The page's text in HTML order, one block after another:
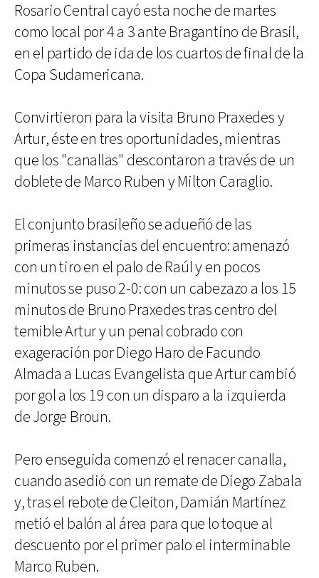
Rosario Central cayó esta noche de martes
como local por 4 a 3 ante Bragantino de Brasil,
en el partido de ida de los cuartos de final de la
Copa Sudamericana.
Convirtieron para la visita Bruno Praxedes y
Artur, éste en tres oportunidades, mientras
que los "canallas" descontaron a través de un
doblete de Marco Ruben y Milton Caraglio.
El conjunto brasileño se adueñó de las
primeras instancias del encuentro: amenazó
con un tiro en el palo de Raúl y en pocos
minutos se puso 2-0: con un cabezazo a los 15
minutos de Bruno Praxedes tras centro del
temible Artur y un penal cobrado con
exageración por Diego Haro de Facundo
Almada a Lucas Evangelista que Artur cambió
por gol a los 19 con un disparo a la izquierda
de Jorge Broun.
Pero enseguida comenzó el renacer canalla,
cuando asedió con un remate de Diego Zabala
y, tras el rebote de Cleiton, Damián Martínez
metió el balón al área para que lo toque al
descuento por el primer palo el interminable
Marco Ruben.